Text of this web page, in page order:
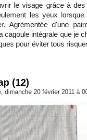
le visage grâce à
les yeux
Agrémentée d'une
cagoule intégrale que je
pour éviter tous
(12)
dimanche 20 février 2011 à